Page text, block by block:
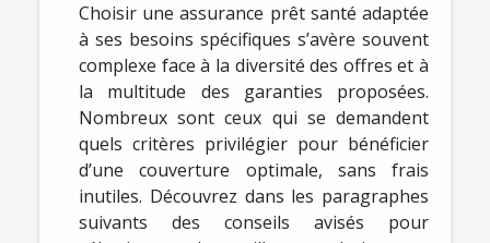
Choisir une assurance prêt santé adaptée
à ses besoins spécifiques s’avère souvent
complexe face à la diversité des offres et à
la multitude des garanties proposées.
Nombreux sont ceux qui se demandent
quels critères privilégier pour bénéficier
d’une couverture optimale, sans frais
inutiles. Découvrez dans les paragraphes
suivants des conseils avisés pour